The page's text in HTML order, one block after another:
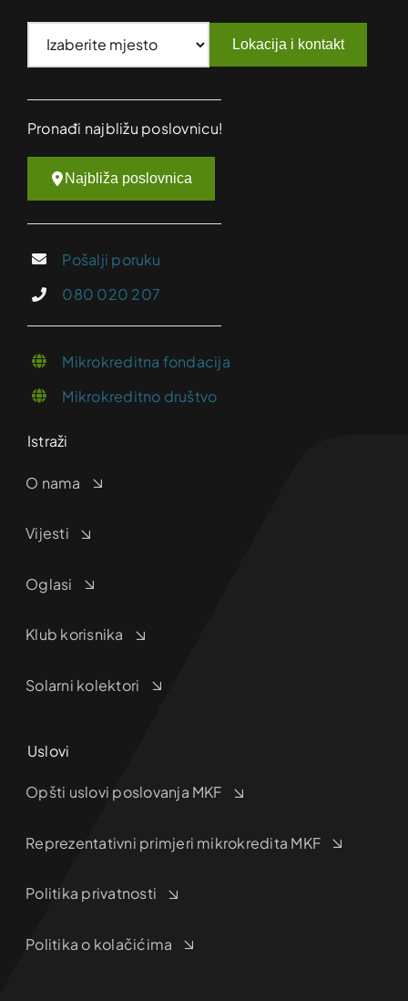
Lokacija i kontakt
Pronađi najbližu poslovnicu!
Najbliža poslovnica
Pošalji poruku
080 020 207
Mikrokreditna fondacija
Mikrokreditno društvo
Istraži
O nama
Vijesti
Oglasi
Klub korisnika
Solarni kolektori
Uslovi
Opšti uslovi poslovanja MKF
Reprezentativni primjeri mikrokredita MKF
Politika privatnosti
Politika o kolačićima